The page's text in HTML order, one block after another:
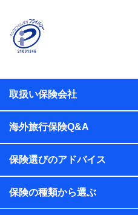
取扱い保険会社
海外旅行保険Q&A
保険選びのアドバイス
保険の種類から選ぶ